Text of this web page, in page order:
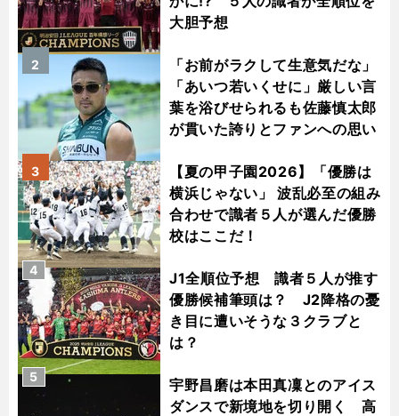
大胆予想
「お前がラクして生意気だな」
「あいつ若いくせに」厳しい言
葉を浴びせられるも佐藤慎太郎
が貫いた誇りとファンへの思い
2
【夏の甲子園2026】「優勝は
横浜じゃない」 波乱必至の組み
合わせで識者５人が選んだ優勝
校はここだ！
3
J1全順位予想 識者５人が推す
優勝候補筆頭は？ J2降格の憂
き目に遭いそうな３クラブと
は？
4
宇野昌磨は本田真凜とのアイス
ダンスで新境地を切り開く 高
5